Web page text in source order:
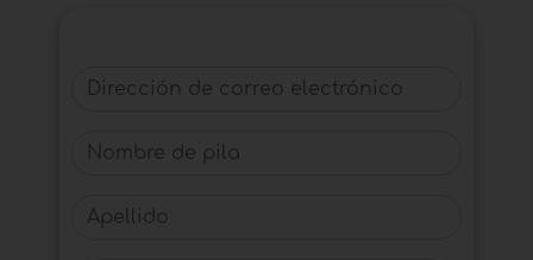
Dirección de correo electrónico
Nombre de pila
Apellido